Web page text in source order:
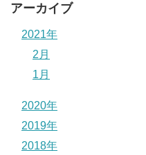
アーカイブ
2021年
2月
1月
2020年
2019年
2018年